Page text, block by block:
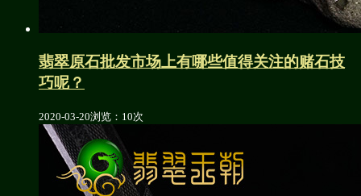
翡翠原石批发市场上有哪些值得关注的赌石技
巧呢？
2020-03-20浏览：10次